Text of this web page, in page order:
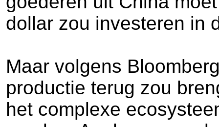
dollar zou investeren in
Maar volgens
productie terug zou
het complexe